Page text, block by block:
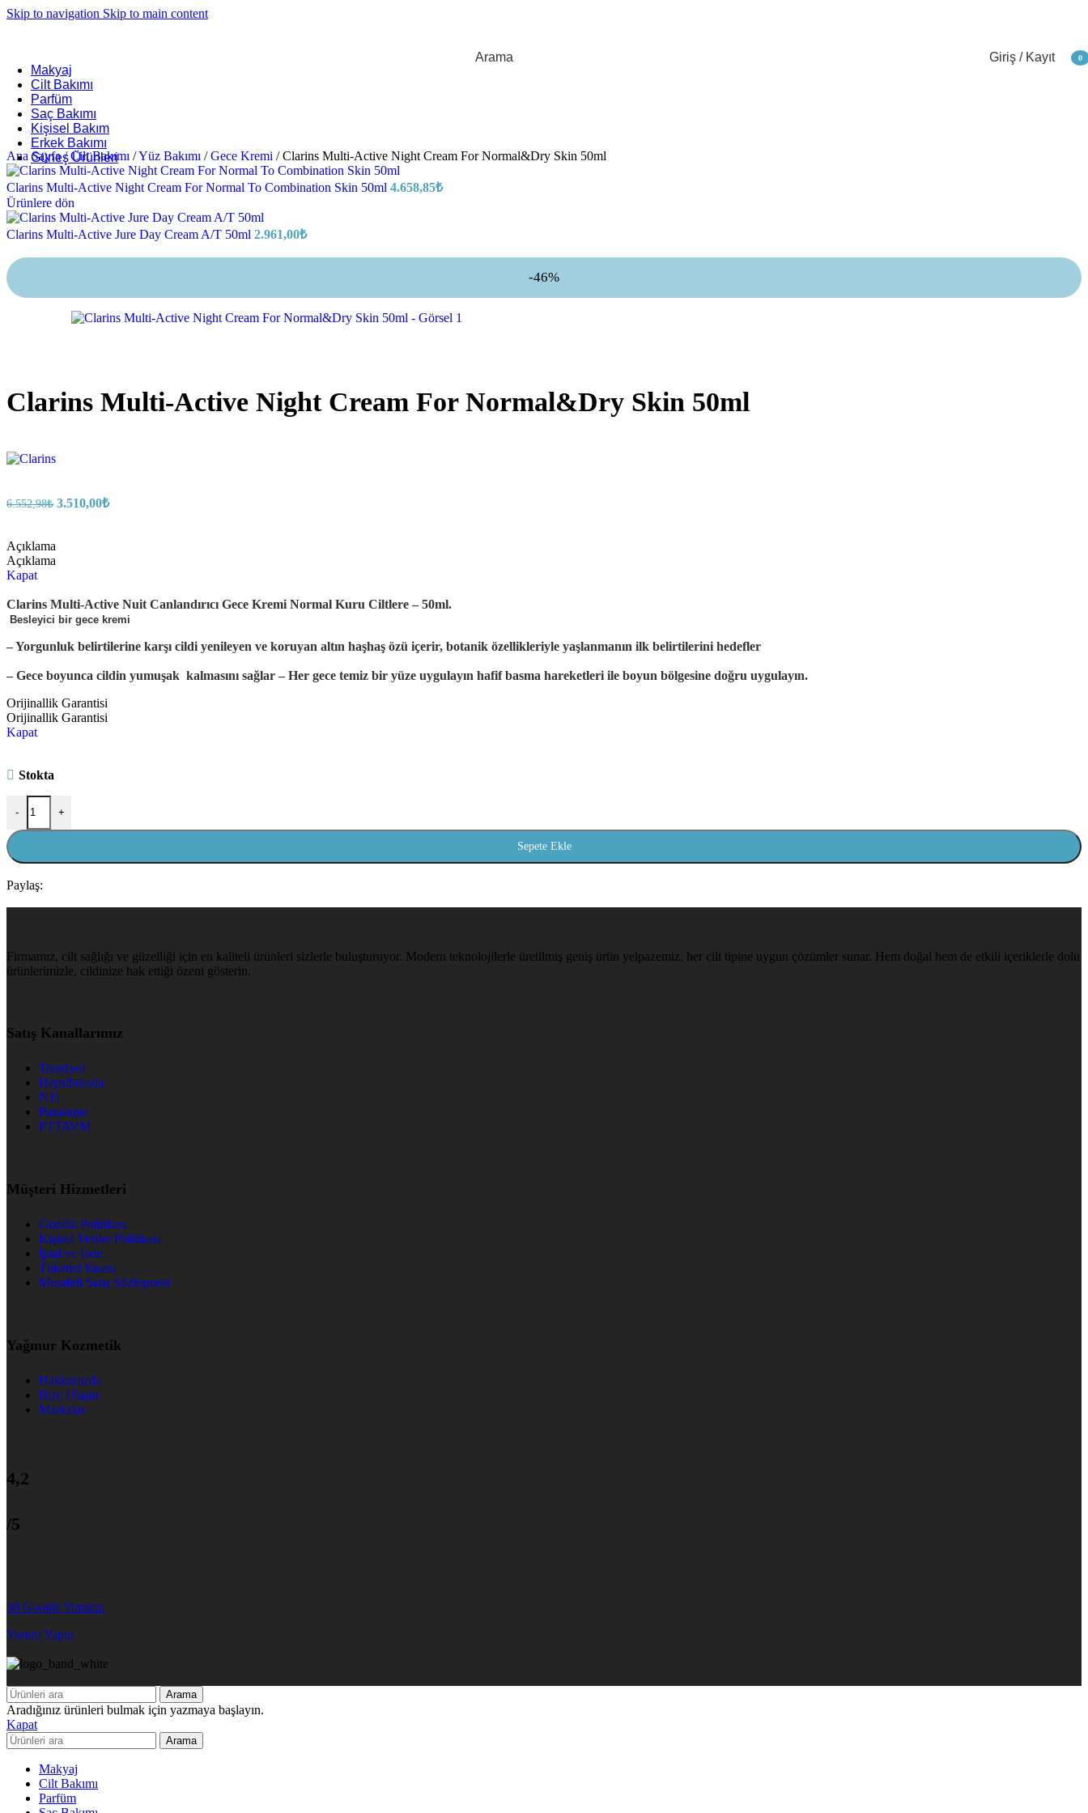
Skip to navigation Skip to main content
Arama Giriş / Kayıt
0
Makyaj
Cilt Bakımı
Parfüm
Saç Bakımı
Kişisel Bakım
Erkek Bakımı
Güneş Ürünleri
Ana Sayfa/ Cilt Bakımı /Yüz Bakımı / Gece Kremi / Clarins Multi-Active Night Cream For Normal&Dry Skin 50ml
Clarins Multi-Active Night Cream For Normal To Combination Skin 50ml 4.658,85₺
Ürünlere dön
Clarins Multi-Active Jure Day Cream A/T 50ml 2.961,00₺
-46%
Clarins Multi-Active Night Cream For Normal&Dry Skin 50ml
6.552,98₺ 3.510,00₺
Açıklama
Açıklama
Kapat
Clarins Multi-Active Nuit Canlandırıcı Gece Kremi Normal Kuru Ciltlere – 50ml.
Besleyici bir gece kremi
– Yorgunluk belirtilerine karşı cildi yenileyen ve koruyan altın haşhaş özü içerir, botanik özellikleriyle yaşlanmanın ilk belirtilerini hedefler
– Gece boyunca cildin yumuşak kalmasını sağlar – Her gece temiz bir yüze uygulayın hafif basma hareketleri ile boyun bölgesine doğru uygulayın.
Orijinallik Garantisi
Orijinallik Garantisi
Kapat
Stokta
- +
Sepete Ekle
Paylaş:
Firmamız, cilt sağlığı ve güzelliği için en kaliteli ürünleri sizlerle buluşturuyor. Modern teknolojilerle üretilmiş geniş ürün yelpazemiz, her cilt tipine uygun çözümler sunar. Hem doğal hem de etkili içeriklerle dolu
ürünlerimizle, cildinize hak ettiği özeni gösterin.
Satış Kanallarımız
Trendyol
Hepsiburada
N11
Pazarama
PTTAVM
Müşteri Hizmetleri
Gizlilik Politikası
Kişisel Veriler Politikası
İptal ve İade
Tüketici Yasası
Mesafeli Satış Sözleşmesi
Yağmur Kozmetik
Hakkımızda
Bize Ulaşın
Markalar
4,2
/5
30 Google Yorumu
Yorum Yapın
Arama
Aradığınız ürünleri bulmak için yazmaya başlayın.
Kapat
Arama
Makyaj
Cilt Bakımı
Parfüm